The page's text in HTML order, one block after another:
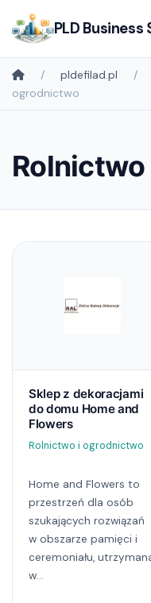
PLD Business
pldefilad.pl
ogrodnictwo
Sklep z dekoracjami
do domu Home and
Flowers
Rolnictwo i ogrodnictwo
Home and Flowers to
przestrzeń dla osób
szukających rozwiązań
w obszarze pamięci i
ceremoniału,
w...